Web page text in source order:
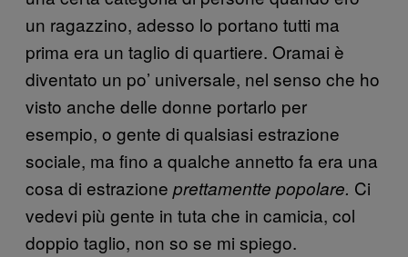
un ragazzino, adesso lo portano tutti ma
prima era un taglio di quartiere. Oramai è
diventato un po’ universale, nel senso che ho
visto anche delle donne portarlo per
esempio, o gente di qualsiasi estrazione
sociale, ma fino a qualche annetto fa era una
cosa di estrazione prettamentte popolare. Ci
vedevi più gente in tuta che in camicia, col
doppio taglio, non so se mi spiego.